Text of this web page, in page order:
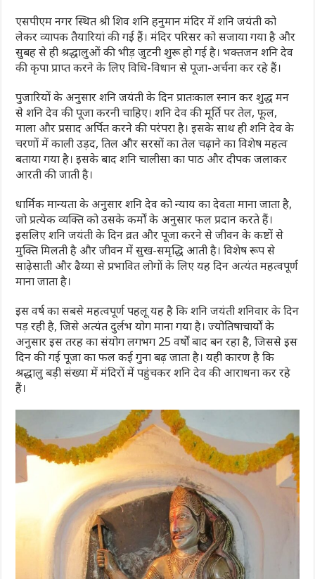
एसपीएम नगर स्थित श्री शिव शनि हनुमान मंदिर में शनि जयंती को
लेकर व्यापक तैयारियां की गई हैं। मंदिर परिसर को सजाया गया है और
सुबह से ही श्रद्धालुओं की भीड़ जुटनी शुरू हो गई है। भक्तजन शनि देव
की कृपा प्राप्त करने के लिए विधि-विधान से पूजा-अर्चना कर रहे हैं।
पुजारियों के अनुसार शनि जयंती के दिन प्रातःकाल स्नान कर शुद्ध मन
से शनि देव की पूजा करनी चाहिए। शनि देव की मूर्ति पर तेल, फूल,
माला और प्रसाद अर्पित करने की परंपरा है। इसके साथ ही शनि देव के
चरणों में काली उड़द, तिल और सरसों का तेल चढ़ाने का विशेष महत्व
बताया गया है। इसके बाद शनि चालीसा का पाठ और दीपक जलाकर
आरती की जाती है।
धार्मिक मान्यता के अनुसार शनि देव को न्याय का देवता माना जाता है,
जो प्रत्येक व्यक्ति को उसके कर्मों के अनुसार फल प्रदान करते हैं।
इसलिए शनि जयंती के दिन व्रत और पूजा करने से जीवन के कष्टों से
मुक्ति मिलती है और जीवन में सुख-समृद्धि आती है। विशेष रूप से
साढ़ेसाती और ढैय्या से प्रभावित लोगों के लिए यह दिन अत्यंत महत्वपूर्ण
माना जाता है।
इस वर्ष का सबसे महत्वपूर्ण पहलू यह है कि शनि जयंती शनिवार के दिन
पड़ रही है, जिसे अत्यंत दुर्लभ योग माना गया है। ज्योतिषाचार्यों के
अनुसार इस तरह का संयोग लगभग 25 वर्षों बाद बन रहा है, जिससे इस
दिन की गई पूजा का फल कई गुना बढ़ जाता है। यही कारण है कि
श्रद्धालु बड़ी संख्या में मंदिरों में पहुंचकर शनि देव की आराधना कर रहे
हैं।